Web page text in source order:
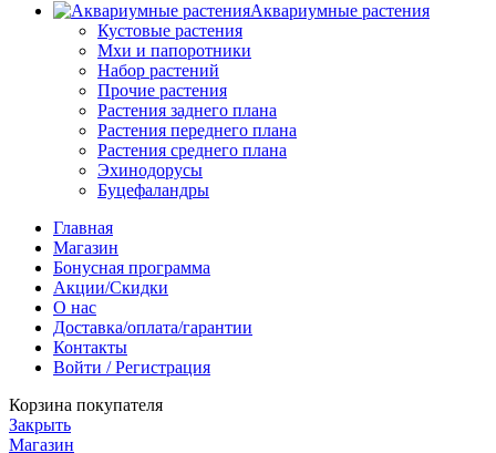
Аквариумные растения
Кустовые растения
Мхи и папоротники
Набор растений
Прочие растения
Растения заднего плана
Растения переднего плана
Растения среднего плана
Эхинодорусы
Буцефаландры
Главная
Магазин
Бонусная программа
Акции/Скидки
О нас
Доставка/оплата/гарантии
Контакты
Войти / Регистрация
Корзина покупателя
Закрыть
Магазин